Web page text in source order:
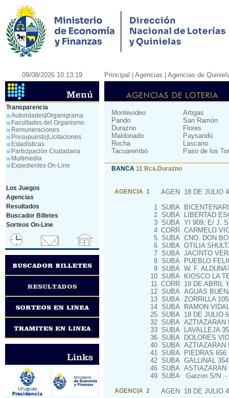
09/08/2026 10:13:19 Principal | Agencias | Agencias de
Transparencia
Autoridades|Organigrama
Facultades del Organismo
Remuneraciones
Presupuesto|Licitaciones
Estadísticas
Participación Ciudadana
Multimedia
Expedientes On-Line
Los Juegos
Agencias
Resultados
Buscador Billetes
Sorteos On-Line
Montevideo
Artigas
Pando
San Ramón
Durazno
Flores
Maldonado
Paysandú
Rocha
Lascano
Tacuarembó
Paso de los
BANCA 11 Bca.Durazno
AGENCIA 1 AGEN 18 DE JULIO
1 SUBA
2 SUBA LIBERTAD
3 SUBA YI 909, E/ J.
4 CORR CARMELO
5 SUBA CNO. DON
6 SUBA OTILIA
7 SUBA JACINTO
8 SUBA PUEBLO
9 SUBA W. F.
10 SUBA KIOSCO LA
11 CORR 19 DE ABRIL
12 SUBA AGUAS
13 SUBA ZORRILLA
14 SUBA RAMON
25 SUBA 18 DE JULIO
32 SUBA AZTIAZARAN
33 SUBA LAVALLEJA
36 SUBA DOLORES
40 SUBA AZTIAZARAN
41 SUBA PIEDRAS 656
42 SUBA GALLINAL 354
46 SUBA ASTIAZARAN
49 SUBA Garzon S/N .-
AGENCIA 2 AGEN 18 DE JULIO